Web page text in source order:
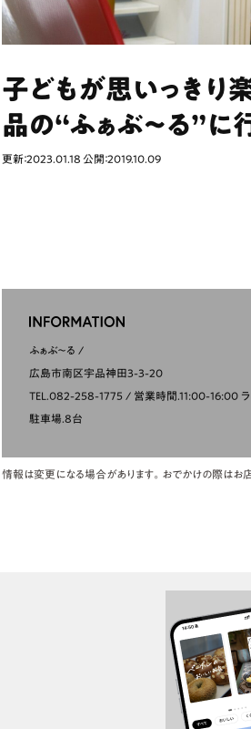
子どもが思いっきり
品の“ふぁぶ〜る”に
更新：2023.01.18 公開：2019.10.09
ふぁぶ〜る
広島市南区宇品神田3-3-20
TEL.082-258-1775 営業時間.11:00-16:00
駐車場.8台
情報は変更になる場合があります。おでかけの際はお